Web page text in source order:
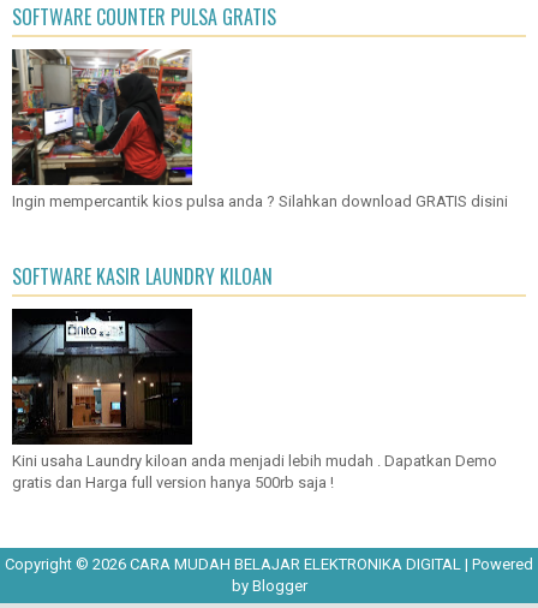
SOFTWARE COUNTER PULSA GRATIS
Ingin mempercantik kios pulsa anda ? Silahkan download GRATIS disini
SOFTWARE KASIR LAUNDRY KILOAN
Kini usaha Laundry kiloan anda menjadi lebih mudah . Dapatkan Demo
gratis dan Harga full version hanya 500rb saja !
Copyright © 2026 CARA MUDAH BELAJAR ELEKTRONIKA DIGITAL | Powered
by Blogger